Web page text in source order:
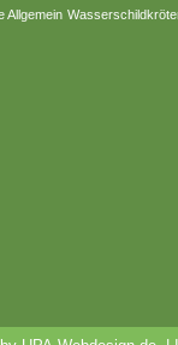
Allgemein